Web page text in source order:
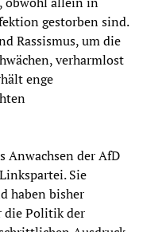
gestorben sind.
Rassismus, um die
verharmlost
enge
Anwachsen der AfD
Sie
haben bisher
die Politik der